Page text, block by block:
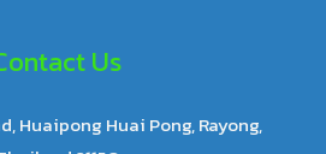
Us
Huaipong Huai Pong, Rayong,